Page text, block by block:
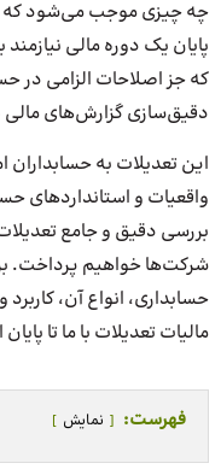
چه چیزی موجب می‌شود که
پایان یک دوره مالی
که جز اصلاحات الزامی در
دقیق‌سازی گزارش‌های مالی
این تعدیلات به حسابداران
واقعیات و استانداردهای
بررسی دقیق و جامع
شرکت‌ها خواهیم پرداخت.
حسابداری، انواع آن،
مالیات تعدیلات با ما تا
فهرست: نمایش